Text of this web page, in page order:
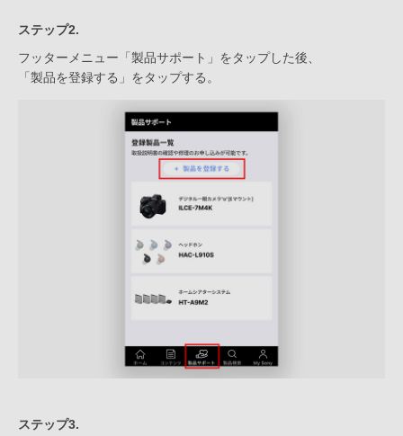
ステップ2.
フッターメニュー「製品サポート」をタップした後、
「製品を登録する」をタップする。
ステップ3.